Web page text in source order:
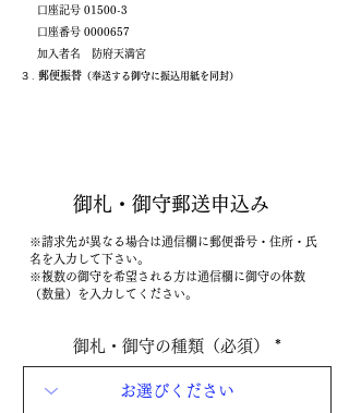
口座記号 01500-3
口座番号 0000657
加入者名 防府天満宮
３ . 郵便振替 （奉送する御守に振込用紙を同封）
​御札・ 御守郵送申込み
※請求先が異なる場合は通信欄に郵便番号・住所・氏
名を入力して下さい。
※複数の御守を希望される方は通信欄に御守の体数
（数量）を入力してください。
御札・御守の種類（必須）